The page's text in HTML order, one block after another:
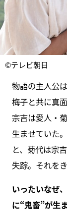
©テレビ朝日
物語の主人公
梅子と共に真
宗吉は愛人・
生ませていた
と、菊代は宗
失踪。それを
いったいなぜ
に“鬼畜”が生